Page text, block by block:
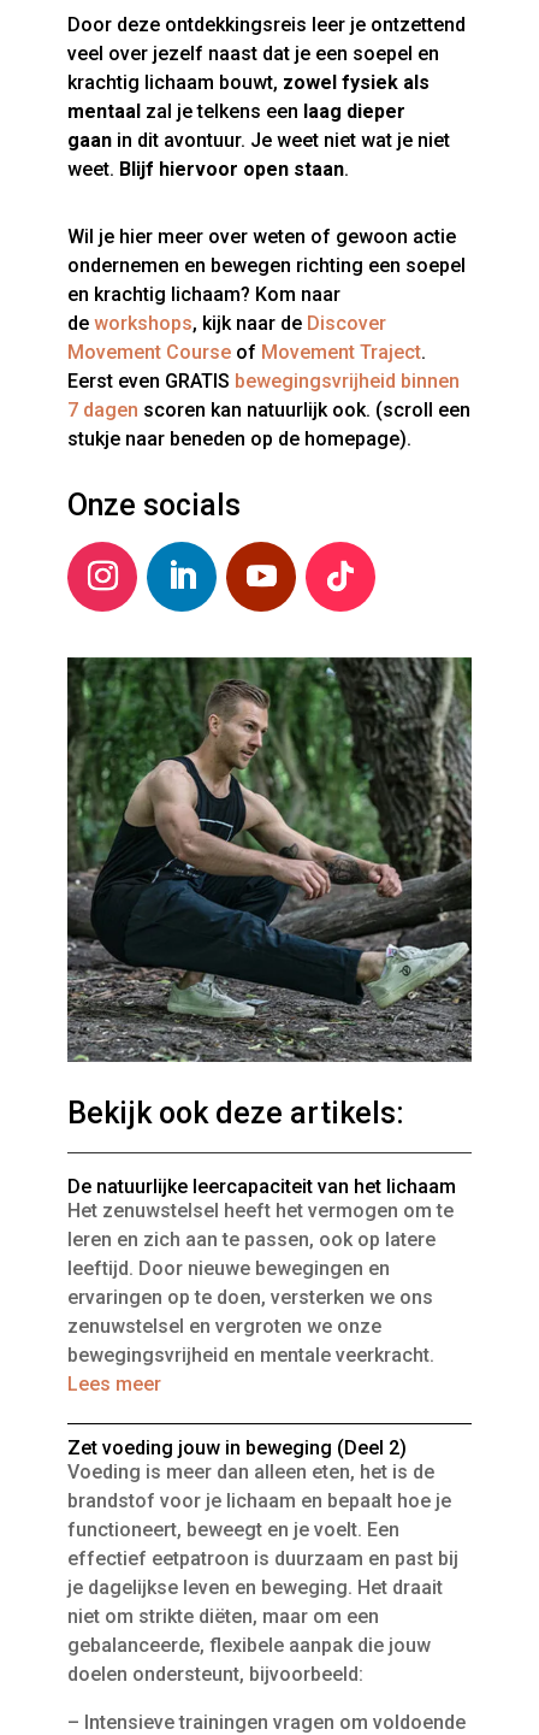
Door deze ontdekkingsreis leer je ontzettend
veel over jezelf naast dat je een soepel en
krachtig lichaam bouwt, zowel fysiek als
mentaal zal je telkens een laag dieper
gaan in dit avontuur. Je weet niet wat je niet
weet. Blijf hiervoor open staan.
Wil je hier meer over weten of gewoon actie
ondernemen en bewegen richting een soepel
en krachtig lichaam? Kom naar
de workshops, kijk naar de Discover
Movement Course of Movement Traject.
Eerst even GRATIS bewegingsvrijheid binnen
7 dagen scoren kan natuurlijk ook. (scroll een
stukje naar beneden op de homepage).
Onze socials
Bekijk ook deze artikels:
De natuurlijke leercapaciteit van het lichaam
Het zenuwstelsel heeft het vermogen om te
leren en zich aan te passen, ook op latere
leeftijd. Door nieuwe bewegingen en
ervaringen op te doen, versterken we ons
zenuwstelsel en vergroten we onze
bewegingsvrijheid en mentale veerkracht.
Lees meer
Zet voeding jouw in beweging (Deel 2)
Voeding is meer dan alleen eten, het is de
brandstof voor je lichaam en bepaalt hoe je
functioneert, beweegt en je voelt. Een
effectief eetpatroon is duurzaam en past bij
je dagelijkse leven en beweging. Het draait
niet om strikte diëten, maar om een
gebalanceerde, flexibele aanpak die jouw
doelen ondersteunt, bijvoorbeeld:
– Intensieve trainingen vragen om voldoende